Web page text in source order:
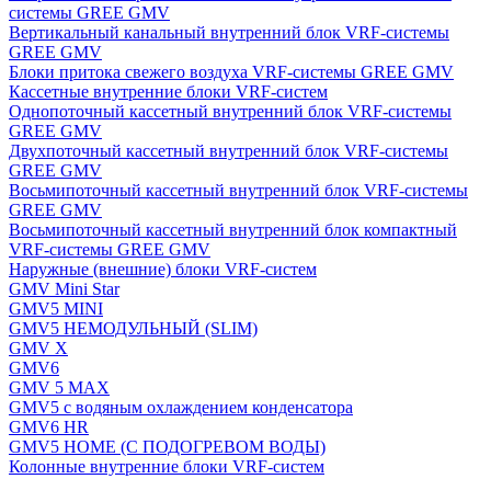
системы GREE GMV
Вертикальный канальный внутренний блок VRF-системы
GREE GMV
Блоки притока свежего воздуха VRF-системы GREE GMV
Кассетные внутренние блоки VRF-систем
Однопоточный кассетный внутренний блок VRF-системы
GREE GMV
Двухпоточный кассетный внутренний блок VRF-системы
GREE GMV
Восьмипоточный кассетный внутренний блок VRF-системы
GREE GMV
Восьмипоточный кассетный внутренний блок компактный
VRF-системы GREE GMV
Наружные (внешние) блоки VRF-систем
GMV Mini Star
GMV5 MINI
GMV5 НЕМОДУЛЬНЫЙ (SLIM)
GMV X
GMV6
GMV 5 MAX
GMV5 с водяным охлаждением конденсатора
GMV6 HR
GMV5 HOME (С ПОДОГРЕВОМ ВОДЫ)
Колонные внутренние блоки VRF-систем